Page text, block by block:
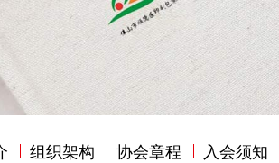
组织架构 协会章程 入会须知